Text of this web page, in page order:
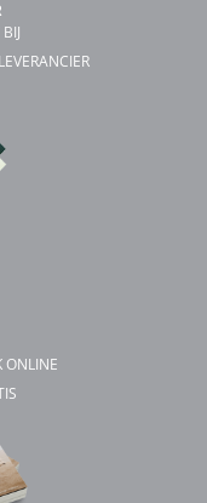
ONLINE